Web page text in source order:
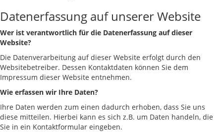
Datenerfassung auf unserer Website
Wer ist verantwortlich für die Datenerfassung auf dieser
Website?
Die Datenverarbeitung auf dieser Website erfolgt durch den
Websitebetreiber. Dessen Kontaktdaten können Sie dem
Impressum dieser Website entnehmen.
Wie erfassen wir Ihre Daten?
Ihre Daten werden zum einen dadurch erhoben, dass Sie uns
diese mitteilen. Hierbei kann es sich z.B. um Daten handeln, die
Sie in ein Kontaktformular eingeben.